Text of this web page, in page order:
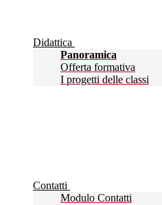
Didattica
Panoramica
Offerta formativa
I progetti delle classi
Contatti
Modulo Contatti